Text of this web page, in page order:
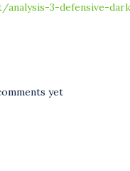
3-defensive-
yet